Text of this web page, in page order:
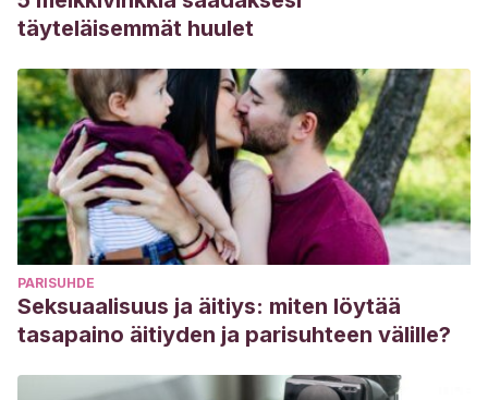
täyteläisemmät huulet
PARISUHDE
Seksuaalisuus ja äitiys: miten löytää
tasapaino äitiyden ja parisuhteen välille?